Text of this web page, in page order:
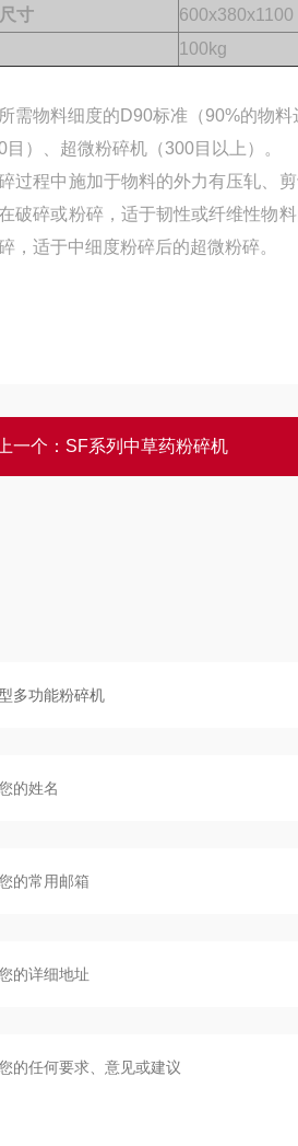
寸 600x380x1100
100kg
需物料细度的D90标准（90%的物
目）、超微粉碎机（300目以上）。
过程中施加于物料的外力有压轧、
破碎或粉碎，适于韧性或纤维性物
，适于中细度粉碎后的超微粉碎。
一个： SF系列中草药粉碎机